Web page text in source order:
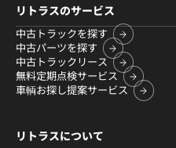
リトラスのサービス
中古トラックを探す
中古パーツを探す
中古トラックリース
無料定期点検サービス
車輌お探し提案サービス
リトラスについて